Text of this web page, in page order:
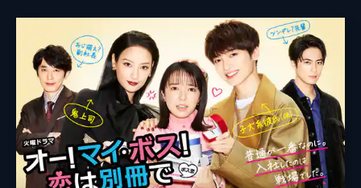
第4話 片想いたちのバレンタイン
今年は日曜日がバレンタインデー。中沢（間
宮祥太朗）にチョコを渡すなら金曜日の今日
がベストだと、気づいていなかった遥（久保
田紗友）は慌ててチョコを買いに走るが…。
9分
第5話 白黒ついても諦めない!
和美（秋山ゆずき）に背中を押され、中沢
脚本 宮本武史
プロデューサー 宮﨑真佐子
松本明子
演出 井村太一
加藤尚樹